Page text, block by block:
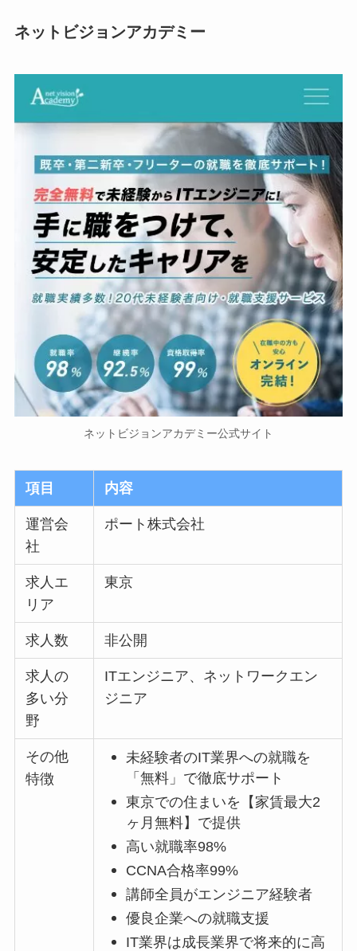
ネットビジョンアカデミー
ネットビジョンアカデミー公式サイト
項目 内容
運営会
社
ポート株式会社
求人エ
リア
東京
求人数 非公開
求人の
多い分
野
ITエンジニア、ネットワークエン
ジニア
その他
特徴
未経験者のIT業界への就職を
「無料」で徹底サポート
東京での住まいを【家賃最大2
ヶ月無料】で提供
高い就職率98%
CCNA合格率99%
講師全員がエンジニア経験者
優良企業への就職支援
IT業界は成長業界で将来的に高